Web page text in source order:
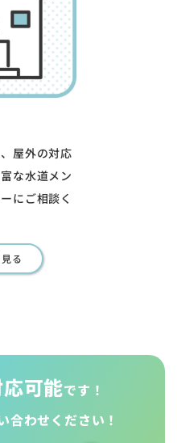
屋外の対応
な水道メン
にご相談く
る
可能です！
合わせください！